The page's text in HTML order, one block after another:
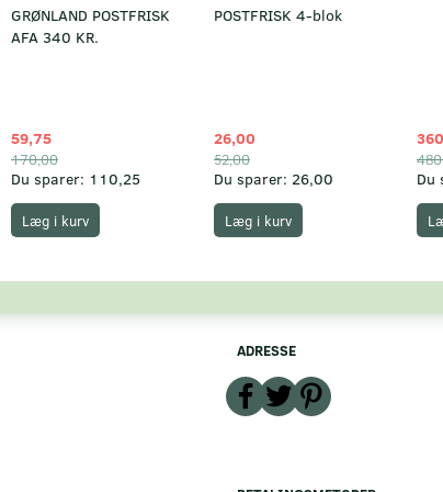
GRØNLAND POSTFRISK
AFA 340 KR.
59,75
170,00
Du sparer: 110,25
Læg i kurv
POSTFRISK 4-blok
26,00
52,00
Du sparer: 26,00
Læg i kurv
Du
ADRESSE